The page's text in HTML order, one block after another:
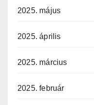
2025. május
2025. április
2025. március
2025. február